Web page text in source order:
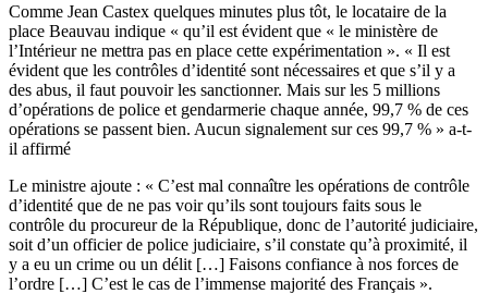
Comme Jean Castex quelques minutes plus tôt, le locataire de la
place Beauvau indique « qu’il est évident que « le ministère de
l’Intérieur ne mettra pas en place cette expérimentation ». « Il est
évident que les contrôles d’identité sont nécessaires et que s’il y a
des abus, il faut pouvoir les sanctionner. Mais sur les 5 millions
d’opérations de police et gendarmerie chaque année, 99,7 % de ces
opérations se passent bien. Aucun signalement sur ces 99,7 % » a-t-
il affirmé
Le ministre ajoute : « C’est mal connaître les opérations de contrôle
d’identité que de ne pas voir qu’ils sont toujours faits sous le
contrôle du procureur de la République, donc de l’autorité judiciaire,
soit d’un officier de police judiciaire, s’il constate qu’à proximité, il
y a eu un crime ou un délit […] Faisons confiance à nos forces de
l’ordre […] C’est le cas de l’immense majorité des Français ».